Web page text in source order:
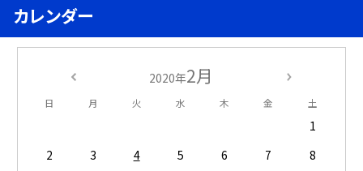
カレンダー
2020年2月
日 月 火 水 木 金 土
1
2
3 4 5 6 7
8